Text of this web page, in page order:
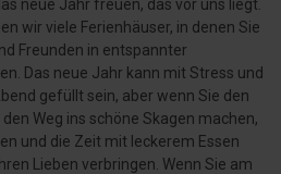
neue Jahr freuen, das vor uns liegt.
wir viele Ferienhäuser, in denen Sie
Freunden in entspannter
Das neue Jahr kann mit Stress und
gefüllt sein, aber wenn Sie den
Weg ins schöne Skagen machen,
und die Zeit mit leckerem Essen
Lieben verbringen. Wenn Sie am